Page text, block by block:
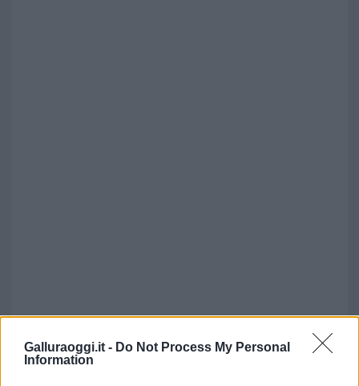
Galluraoggi.it - Do Not Process My Personal
Information